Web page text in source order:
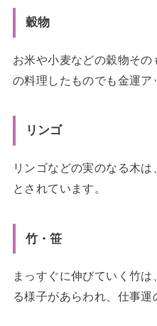
穀物
お米や小麦などの穀物そ
の料理したものでも金運ア
リンゴ
リンゴなどの実のなる木
とされています。
竹・笹
まっすぐに伸びていく竹
る様子があらわれ、仕事運